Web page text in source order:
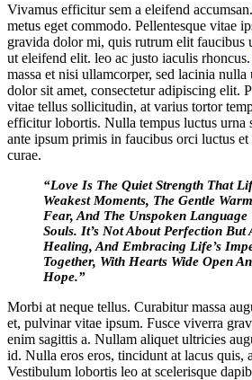
Vivamus efficitur sem a eleifend
metus eget commodo. Pellentesque vitae
gravida dolor mi, quis rutrum elit faucibus
ut eleifend elit. leo ac justo iaculis rhoncus.
massa et nisi ullamcorper, sed lacinia
dolor sit amet, consectetur adipiscing elit.
vitae tellus sollicitudin, at varius tortor
efficitur lobortis. Nulla tempus luctus urna
ante ipsum primis in faucibus orci luctus
curae.
“Love Is The Quiet Strength That
Weakest Moments, The Gentle
Fear, And The Unspoken Language
Souls. It’s Not About Perfection But
Healing, And Embracing Life’s
Together, With Hearts Wide Open
Hope.”
Morbi at neque tellus. Curabitur massa
et, pulvinar vitae ipsum. Fusce viverra
enim sagittis a. Nullam aliquet ultricies
id. Nulla eros eros, tincidunt at lacus quis,
Vestibulum lobortis leo at scelerisque